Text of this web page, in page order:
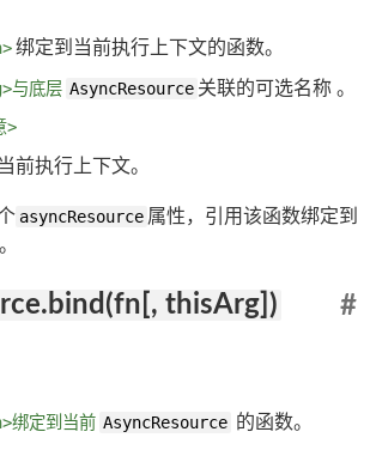
绑定到当前执行上下文的函数。
与底层 AsyncResource 关联的可选名称 。
>
前执行上下文。
asyncResource 属性，引用该函数绑定到
。
thisArg]) #
绑定到当前 AsyncResource 的函数。